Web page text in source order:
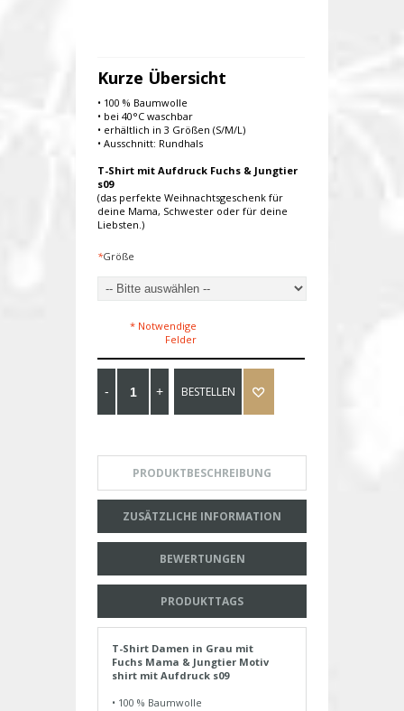
Kurze Übersicht
• 100 % Baumwolle
• bei 40°C waschbar
• erhältlich in 3 Größen (S/M/L)
• Ausschnitt: Rundhals
T-Shirt mit Aufdruck Fuchs & Jungtier
s09
(das perfekte Weihnachtsgeschenk für
deine Mama, Schwester oder für deine
Liebsten.)
*Größe
* Notwendige
Felder
BESTELLEN
PRODUKTBESCHREIBUNG
ZUSÄTZLICHE INFORMATION
BEWERTUNGEN
PRODUKTTAGS
T-Shirt Damen in Grau mit
Fuchs Mama & Jungtier Motiv
shirt mit Aufdruck s09
• 100 % Baumwolle